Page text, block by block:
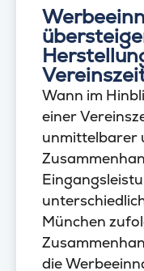
Wann im
einer
unmittelbarer
München
die